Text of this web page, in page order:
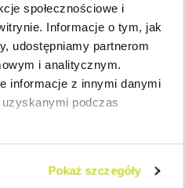
społecznościowe i
Informacje o tym, jak
udostępniamy partnerom
i analitycznym.
informacje z innymi danymi
podczas
Pokaż szczegóły